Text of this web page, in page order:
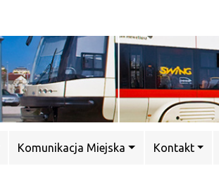
Komunikacja Miejska Kontakt